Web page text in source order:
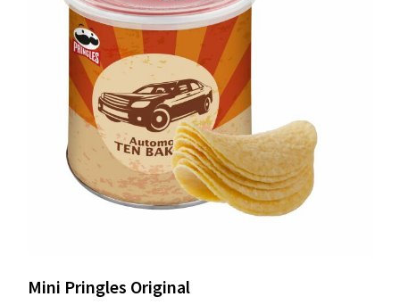
Mini Pringles Original